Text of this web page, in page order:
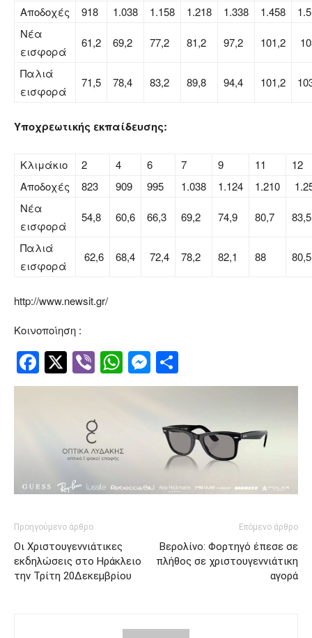
Αποδοχές
918 1.038 1.158 1.218 1.338 1.458
Νέα
εισφορά
61,2 69,2 77,2 81,2 97,2 101,2
Παλιά
εισφορά
71,5 78,4 83,2 89,8 94,4 101,2
Υποχρεωτικής εκπαίδευσης:
Κλιμάκιο 2 4 6 7 9 11
12
Αποδοχές
823 909 995 1.038 1.124 1.210
Νέα
εισφορά
54,8 60,6 66,3 69,2 74,9 80,7 83,5
Παλιά
εισφορά
62,6 68,4 72,4 78,2 82,1 88 80,5
http://www.newsit.gr/
Κοινοποίηση :
Facebook
Twitter
ViberWhatsApp
Messenger
Προηγούμενο άρθρο
Οι Χριστουγεννιάτικες
εκδηλώσεις στο Ηράκλειο
την Τρίτη 20Δεκεμβρίου
Επόμενο άρθρο
Βερολίνο: Φορτηγό έπεσε σε
πλήθος σε χριστουγεννιάτικη
αγορά